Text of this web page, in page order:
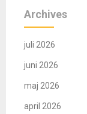
Archives
juli 2026
juni 2026
maj 2026
april 2026